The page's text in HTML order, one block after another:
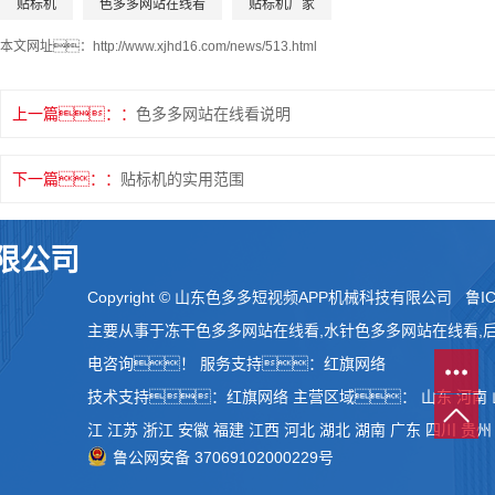
贴标机 色多多网站在线看 贴标机厂家
本文网址： http://www.xjhd16.com/news/513.html
上一篇： 色多多网站在线看说明
下一篇： 贴标机的实用范围
公司
Copyright © 山东色多多短视频APP机械科技有限公司 鲁
主要从事于冻干色多多网站在线看 水针色多多网站在线看
电咨询！ 服务支持： 红旗网络
技术支持： 红旗网络 主营区域： 山东 河南
江 江苏 浙江 安徽 福建 江西 河北 湖北 湖南 广东 四川
贵州
鲁公网安备 37069102000229号